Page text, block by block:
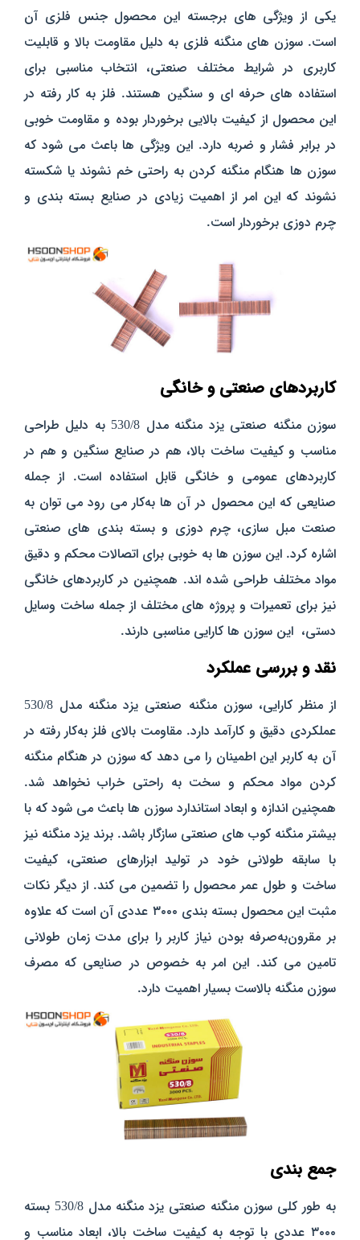
یکی از ویژگی‌ های برجسته این محصول جنس فلزی آن
است. سوزن‌ های منگنه فلزی به دلیل مقاومت بالا و قابلیت
کاربری در شرایط مختلف صنعتی، انتخاب مناسبی برای
استفاده‌ های حرفه‌ ای و سنگین هستند. فلز به کار رفته در
این محصول از کیفیت بالایی برخوردار بوده و مقاومت خوبی
در برابر فشار و ضربه دارد. این ویژگی‌ ها باعث می‌ شود که
سوزن‌ ها هنگام منگنه کردن به‌ راحتی خم نشوند یا شکسته
نشوند که این امر از اهمیت زیادی در صنایع بسته‌ بندی و
چرم‌ دوزی برخوردار است.
کاربردهای صنعتی و خانگی
سوزن منگنه صنعتی یزد منگنه مدل 530/8 به دلیل طراحی
مناسب و کیفیت ساخت بالا، هم در صنایع سنگین و هم در
کاربردهای عمومی و خانگی قابل استفاده است. از جمله
صنایعی که این محصول در آن‌ ها به‌کار می‌ رود می‌ توان به
صنعت مبل‌ سازی، چرم‌ دوزی و بسته‌ بندی‌ های صنعتی
اشاره کرد. این سوزن‌ ها به خوبی برای اتصالات محکم و دقیق
مواد مختلف طراحی شده‌ اند. همچنین در کاربردهای خانگی
نیز برای تعمیرات و پروژه‌ های مختلف از جمله ساخت وسایل
دستی، این سوزن‌ ها کارایی مناسبی دارند.
نقد و بررسی عملکرد
از منظر کارایی، سوزن منگنه صنعتی یزد منگنه مدل 530/8
عملکردی دقیق و کارآمد دارد. مقاومت بالای فلز به‌کار رفته در
آن به کاربر این اطمینان را می‌ دهد که سوزن در هنگام منگنه
کردن مواد محکم و سخت به‌ راحتی خراب نخواهد شد.
همچنین اندازه و ابعاد استاندارد سوزن‌ ها باعث می‌ شود که با
بیشتر منگنه‌ کوب‌ های صنعتی سازگار باشد. برند یزد منگنه نیز
با سابقه طولانی خود در تولید ابزارهای صنعتی، کیفیت
ساخت و طول عمر محصول را تضمین می‌ کند. از دیگر نکات
مثبت این محصول بسته‌ بندی ۳۰۰۰ عددی آن است که علاوه
بر مقرون‌به‌صرفه بودن نیاز کاربر را برای مدت زمان طولانی
تامین می‌ کند. این امر به خصوص در صنایعی که مصرف
سوزن منگنه بالاست بسیار اهمیت دارد.
جمع‌ بندی
به طور کلی سوزن منگنه صنعتی یزد منگنه مدل 530/8 بسته
۳۰۰۰ عددی با توجه به کیفیت ساخت بالا، ابعاد مناسب و